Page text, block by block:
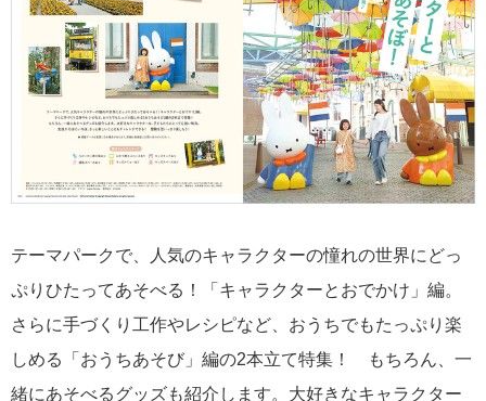
テーマパークで、人気のキャラクターの憧れの世界にどっ
ぷりひたってあそべる！「キャラクターとおでかけ」編。
さらに手づくり工作やレシピなど、おうちでもたっぷり楽
しめる「おうちあそび」編の2本立て特集！ もちろん、一
緒にあそべるグッズも紹介します。大好きなキャラクター